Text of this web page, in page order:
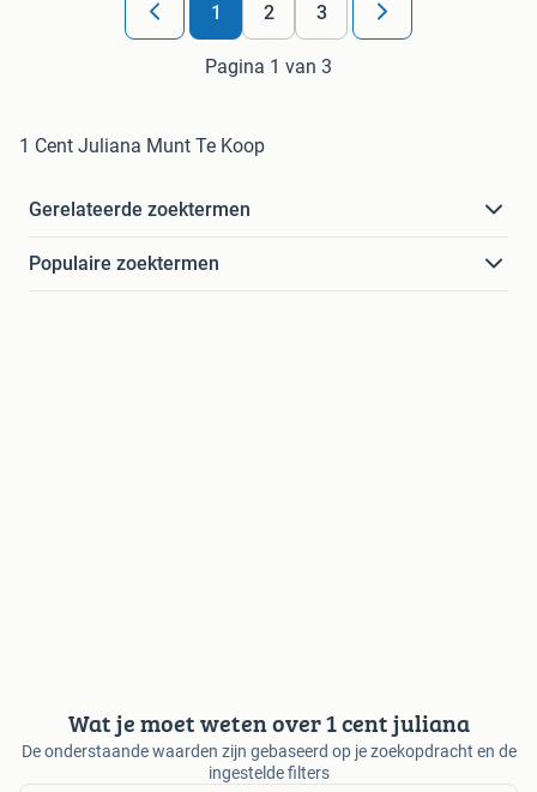
1 2 3
Pagina 1 van 3
1 Cent Juliana Munt Te Koop
Gerelateerde zoektermen
Populaire zoektermen
Wat je moet weten over 1 cent juliana
De onderstaande waarden zijn gebaseerd op je zoekopdracht en de
ingestelde filters